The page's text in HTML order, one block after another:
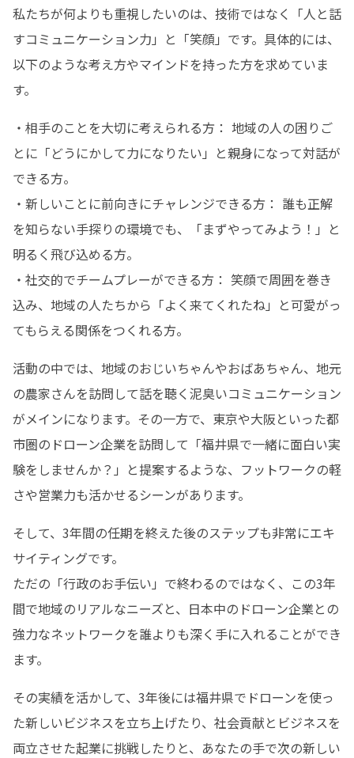
私たちが何よりも重視したいのは、技術ではなく「人と話
すコミュニケーション力」と「笑顔」です。具体的には、
以下のような考え方やマインドを持った方を求めていま
す。
・相手のことを大切に考えられる方： 地域の人の困りご
とに「どうにかして力になりたい」と親身になって対話が
できる方。
・新しいことに前向きにチャレンジできる方： 誰も正解
を知らない手探りの環境でも、「まずやってみよう！」と
明るく飛び込める方。
・社交的でチームプレーができる方： 笑顔で周囲を巻き
込み、地域の人たちから「よく来てくれたね」と可愛がっ
てもらえる関係をつくれる方。
活動の中では、地域のおじいちゃんやおばあちゃん、地元
の農家さんを訪問して話を聴く泥臭いコミュニケーション
がメインになります。その一方で、東京や大阪といった都
市圏のドローン企業を訪問して「福井県で一緒に面白い実
験をしませんか？」と提案するような、フットワークの軽
さや営業力も活かせるシーンがあります。
そして、3年間の任期を終えた後のステップも非常にエキ
サイティングです。
ただの「行政のお手伝い」で終わるのではなく、この3年
間で地域のリアルなニーズと、日本中のドローン企業との
強力なネットワークを誰よりも深く手に入れることができ
ます。
その実績を活かして、3年後には福井県でドローンを使っ
た新しいビジネスを立ち上げたり、社会貢献とビジネスを
両立させた起業に挑戦したりと、あなたの手で次の新しい